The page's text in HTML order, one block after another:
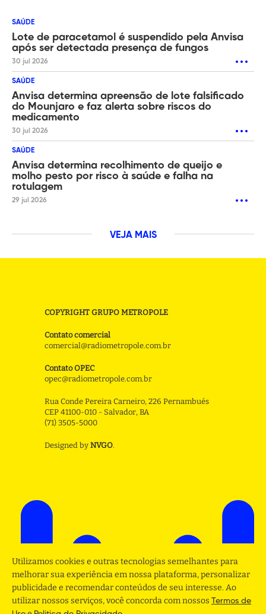
SAÚDE
Lote de paracetamol é suspendido pela Anvisa
após ser detectada presença de fungos
30 jul 2026
SAÚDE
Anvisa determina apreensão de lote falsificado
do Mounjaro e faz alerta sobre riscos do
medicamento
30 jul 2026
SAÚDE
Anvisa determina recolhimento de queijo e
molho pesto por risco à saúde e falha na
rotulagem
29 jul 2026
VEJA MAIS
COPYRIGHT GRUPO METROPOLE
Contato comercial
comercial@radiometropole.com.br
Contato OPEC
opec@radiometropole.com.br
Rua Conde Pereira Carneiro, 226 Pernambués
CEP 41100-010 - Salvador, BA
(71) 3505-5000
Designed by NVGO.
Utilizamos cookies e outras tecnologias semelhantes para
melhorar sua experiência em nossa plataforma, personalizar
publicidade e recomendar conteúdos de seu interesse. Ao
utilizar nossos serviços, você concorda com nossos Termos de